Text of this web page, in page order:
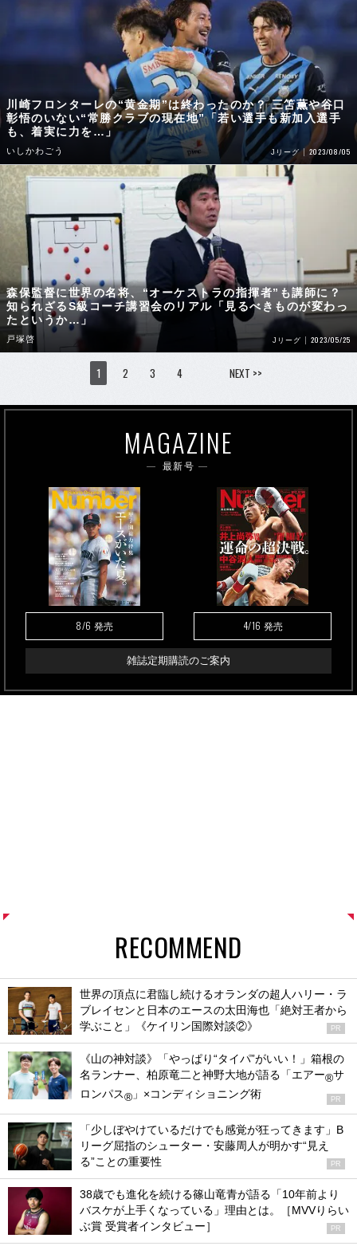
川崎フロンターレの“黄金期”は終わったのか？ 三笘薫や谷口
彰悟のいない“常勝クラブの現在地”「若い選手も新加入選手
も、着実に力を…」
いしかわごう Jリーグ 2023/08/05
森保監督に世界の名将、“オーケストラの指揮者”も講師に？
知られざるS級コーチ講習会のリアル「見るべきものが変わっ
たというか…」
戸塚啓 Jリーグ 2023/05/25
1 2 3 4 NEXT >>
MAGAZINE
最新号
8/6 発売 4/16 発売
雑誌定期購読のご案内
RECOMMEND
世界の頂点に君臨し続けるオランダの超人ハリー・ラ
ブレイセンと日本のエースの太田海也「絶対王者から
学ぶこと」《ケイリン国際対談②》
PR
《山の神対談》「やっぱり“タイパ”がいい！」箱根の
名ランナー、柏原竜二と神野大地が語る「エアー®サ
ロンパス® 」×コンディショニング術 PR
「少しぼやけているだけでも感覚が狂ってきます」B
リーグ屈指のシューター・安藤周人が明かす“見え
る”ことの重要性
PR
38歳でも進化を続ける篠山竜青が語る「10年前より
バスケが上手くなっている」理由とは。［MVVりらい
ぶ賞 受賞者インタビュー］
PR